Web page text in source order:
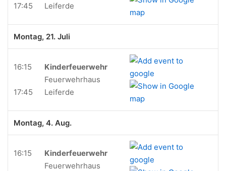
17:45
Leiferde
Montag, 21. Juli
16:15
17:45
Kinderfeuerwehr
Feuerwehrhaus
Leiferde
Montag, 4. Aug.
16:15
Kinderfeuerwehr
Feuerwehrhaus